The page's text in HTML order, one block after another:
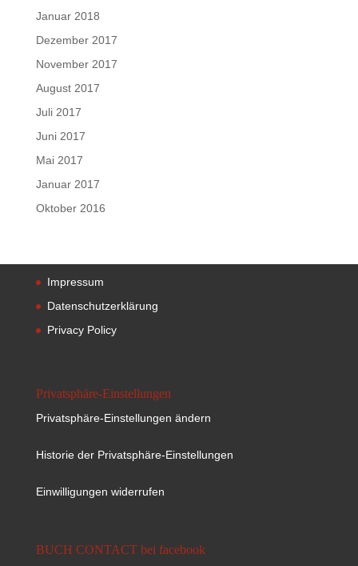
Januar 2018
Dezember 2017
November 2017
August 2017
Juli 2017
Juni 2017
Mai 2017
Januar 2017
Oktober 2016
Impressum
Datenschutzerklärung
Privacy Policy
Privatsphäre-Einstellungen
Privatsphäre-Einstellungen ändern
Historie der Privatsphäre-Einstellungen
Einwilligungen widerrufen
BUCH CONTACT bei facebook